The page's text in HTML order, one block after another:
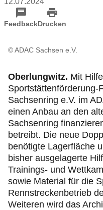
Motorradland Sachsen
FeedbackDrucken
© ADAC Sachsen e.V.
Oberlungwitz. Mit
Sportstättenförderung-
Sachsenring e.V. im
einen Anbau an den
Sachsenring
betreibt. Die neue
benötigte Lagerfläche
bisher ausgelagerte
Trainings- und
sowie Material für die
Rennstreckenbetrieb
Weiteren wird das